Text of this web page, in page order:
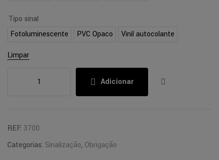
Tipo sinal
Fotoluminescente
PVC Opaco Vinil autocolante
Limpar
Adicionar
REF: 3700
Categorias: Sinalização, Obrigação